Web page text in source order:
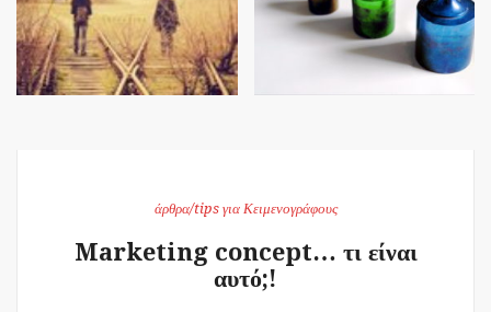
άρθρα/tips για Κειμενογράφους
Marketing concept… τι είναι
αυτό;!